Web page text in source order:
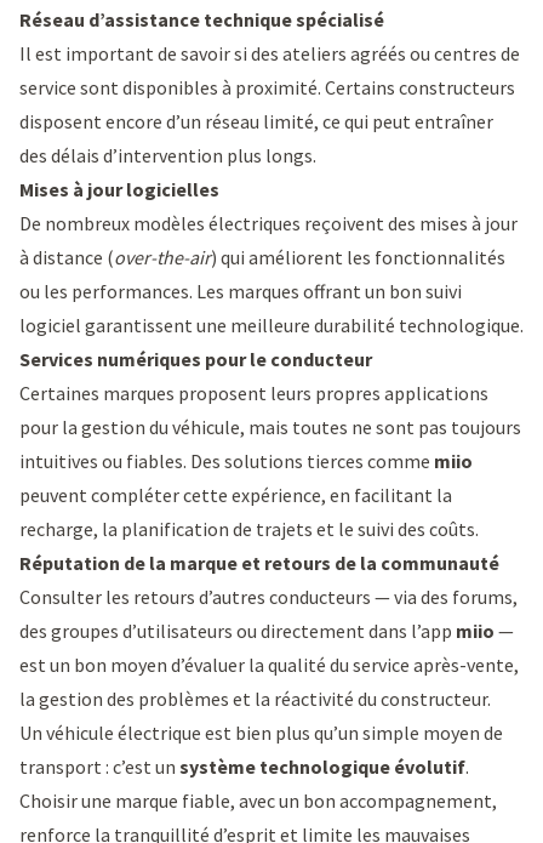
Réseau d’assistance technique spécialisé
Il est important de savoir si des ateliers agréés ou centres de
service sont disponibles à proximité. Certains constructeurs
disposent encore d’un réseau limité, ce qui peut entraîner
des délais d’intervention plus longs.
Mises à jour logicielles
De nombreux modèles électriques reçoivent des mises à jour
à distance (over-the-air) qui améliorent les fonctionnalités
ou les performances. Les marques offrant un bon suivi
logiciel garantissent une meilleure durabilité technologique.
Services numériques pour le conducteur
Certaines marques proposent leurs propres applications
pour la gestion du véhicule, mais toutes ne sont pas toujours
intuitives ou fiables. Des solutions tierces comme miio
peuvent compléter cette expérience, en facilitant la
recharge, la planification de trajets et le suivi des coûts.
Réputation de la marque et retours de la communauté
Consulter les retours d’autres conducteurs — via des forums,
des groupes d’utilisateurs ou directement dans l’app miio —
est un bon moyen d’évaluer la qualité du service après-vente,
la gestion des problèmes et la réactivité du constructeur.
Un véhicule électrique est bien plus qu’un simple moyen de
transport : c’est un système technologique évolutif.
Choisir une marque fiable, avec un bon accompagnement,
renforce la tranquillité d’esprit et limite les mauvaises